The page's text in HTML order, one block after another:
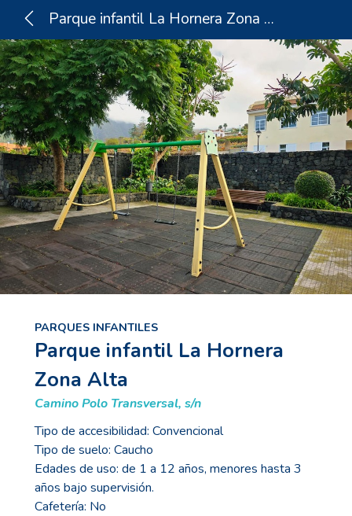
Parque infantil La Hornera Zona Alta
PARQUES INFANTILES
Parque infantil La Hornera
Zona Alta
Camino Polo Transversal, s/n
Tipo de accesibilidad: Convencional
Tipo de suelo: Caucho
Edades de uso: de 1 a 12 años, menores hasta 3
años bajo supervisión.
Cafetería: No